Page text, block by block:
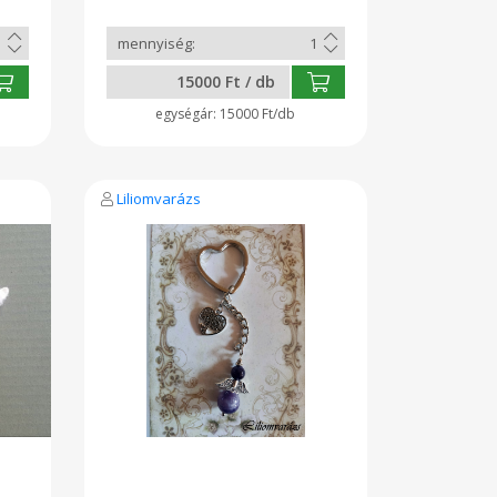
Kasimir, Kaba adta nekünk amiből
mi gondosan készítettük ezt a
puha és meleg sapkát.
Megrendelésre is készítjük.
15000 Ft / db
15000 Ft/db
Liliomvarázs